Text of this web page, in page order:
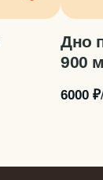
Дно
900
6000 ₽